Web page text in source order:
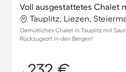
Tauplitz, Liezen,
Gemütliches Chalet in Tauplitz mit
Rückzugsort in den Bergen!